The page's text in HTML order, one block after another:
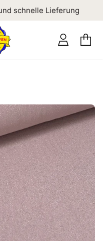
schnelle Lieferung